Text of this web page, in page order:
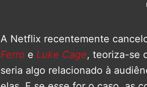
A Netflix recentemente
Ferro e Luke Cage, teoriza-se
seria algo relacionado à